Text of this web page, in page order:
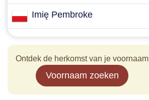
Imię Pembroke
Ontdek de herkomst van je voornaam
Voornaam zoeken